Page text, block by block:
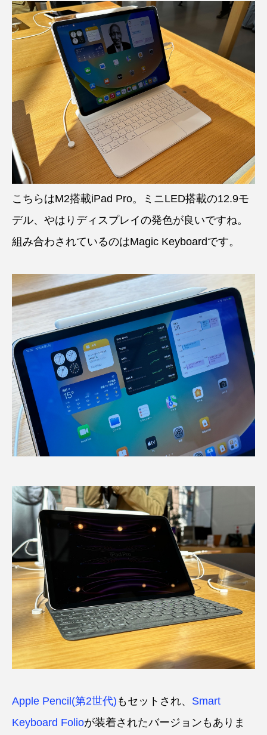
こちらはM2搭載iPad Pro。ミニLED搭載の12.9モ
デル、やはりディスプレイの発色が良いですね。
組み合わされているのはMagic Keyboardです。
Apple Pencil(第2世代) もセットされ、 Smart
Keyboard Folioが装着されたバージョンもありま